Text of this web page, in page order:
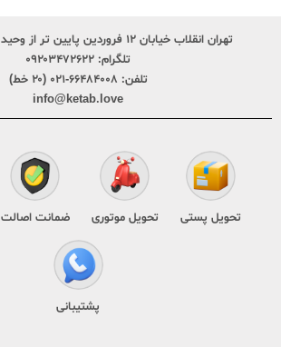
تهران انقلاب خیابان ۱۲ فروردین پایین تر از وحید نظری پلاک ۲۴۹
تلگرام: ۰۹۲۰۳۴۷۲۶۲۲
تلفن: ۶۶۴۸۴۰۰۸-۰۲۱ (۲۰ خط)
info@ketab.love
تحویل پستی تحویل موتوری ضمانت اصالت
پشتیبانی